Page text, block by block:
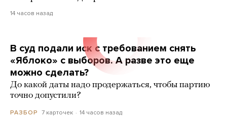
14 часов назад
В суд подали иск с требованием снять
«Яблоко» с выборов. А разве это еще
можно сделать?
До какой даты надо продержаться, чтобы партию
точно допустили?
РАЗБОР 7 карточек 14 часов назад